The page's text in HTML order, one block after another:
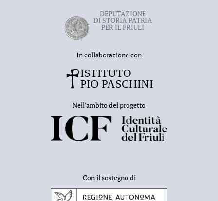
DEPUTAZIONE
DI STORIA PATRIA
PER IL FRIULI
In collaborazione con
Nell'ambito del progetto
Con il sostegno di